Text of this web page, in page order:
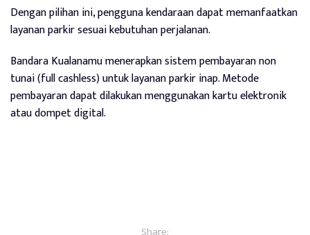
Dengan pilihan ini, pengguna kendaraan dapat memanfaatkan
layanan parkir sesuai kebutuhan perjalanan.
Bandara Kualanamu menerapkan sistem pembayaran non
tunai (full cashless) untuk layanan parkir inap. Metode
pembayaran dapat dilakukan menggunakan kartu elektronik
atau dompet digital.